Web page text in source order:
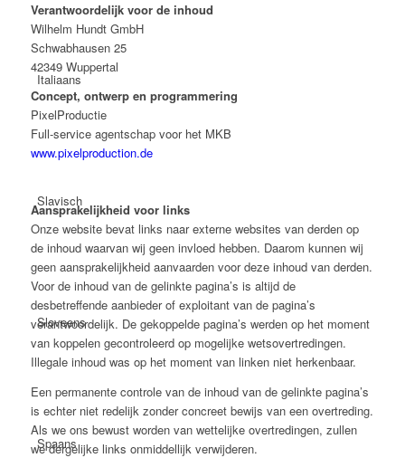
Italiaans
Slavisch
Sloveens
Spaans
Verantwoordelijk voor de inhoud
Wilhelm Hundt GmbH
Schwabhausen 25
42349 Wuppertal
Concept, ontwerp en programmering
PixelProductie
Full-service agentschap voor het MKB
www.pixelproduction.de
Aansprakelijkheid voor links
Onze website bevat links naar externe websites van derden op
de inhoud waarvan wij geen invloed hebben. Daarom kunnen wij
geen aansprakelijkheid aanvaarden voor deze inhoud van derden.
Voor de inhoud van de gelinkte pagina’s is altijd de
desbetreffende aanbieder of exploitant van de pagina’s
verantwoordelijk. De gekoppelde pagina’s werden op het moment
van koppelen gecontroleerd op mogelijke wetsovertredingen.
Illegale inhoud was op het moment van linken niet herkenbaar.
Een permanente controle van de inhoud van de gelinkte pagina’s
is echter niet redelijk zonder concreet bewijs van een overtreding.
Als we ons bewust worden van wettelijke overtredingen, zullen
we dergelijke links onmiddellijk verwijderen.